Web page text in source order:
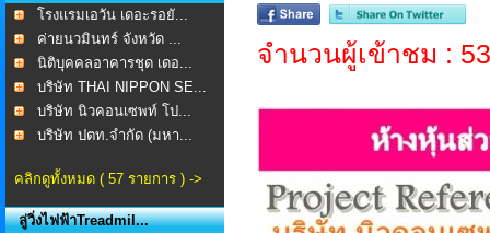
โรงแรมเอวัน เดอะรอยั...
ค่ายนวมินทร์ จังหวัด ...
นิติบุคคลอาคารชุด เดอ...
บริษัท THAI NIPPON SE...
บริษัท นิวคอนเซพท์ โป...
บริษัท ปตท.จำกัด (มหา...
คลิกดูทั้งหมด ( 57 รายการ ) ->
ลู่วิ่งไฟฟ้าTreadmil...
จำนวนผู้เข้าชม :